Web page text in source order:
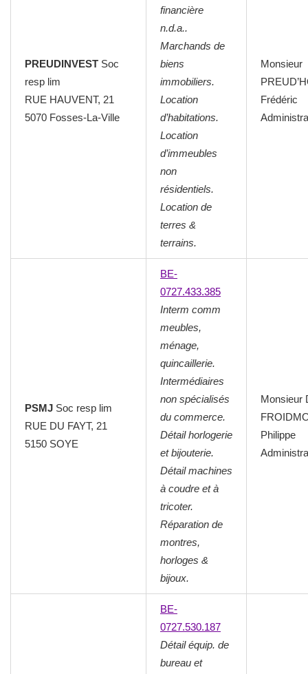
PREUDINVEST Soc
resp lim
RUE HAUVENT, 21
5070 Fosses-La-Ville
financière
n.d.a..
Marchands de
biens
immobiliers.
Location
d’habitations.
Location
d’immeubles
non
résidentiels.
Location de
terres &
terrains.
Monsieur
Frédéric
PSMJ Soc resp lim
RUE DU FAYT, 21
5150 SOYE
BE-
0727.433.385
Interm comm
meubles,
ménage,
quincaillerie.
Intermédiaires
non spécialisés
du commerce.
Détail horlogerie
et bijouterie.
Détail machines
à coudre et à
tricoter.
Réparation de
montres,
horloges &
bijoux.
Monsieur
Philippe
BE-
0727.530.187
Détail équip. de
bureau et